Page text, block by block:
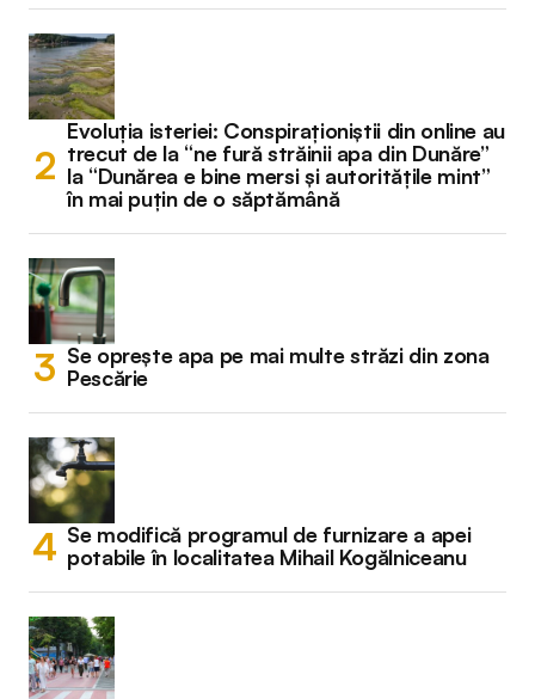
Evoluția isteriei: Conspiraționiștii din online au
trecut de la “ne fură străinii apa din Dunăre”
la “Dunărea e bine mersi și autoritățile mint”
în mai puțin de o săptămână
Se oprește apa pe mai multe străzi din zona
Pescărie
Se modifică programul de furnizare a apei
potabile în localitatea Mihail Kogălniceanu